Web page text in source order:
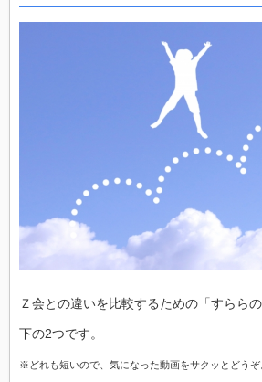
Ｚ会との違いを比較するための「すらら
下の2つです。
※どれも短いので、気になった動画をサクッとどうぞ